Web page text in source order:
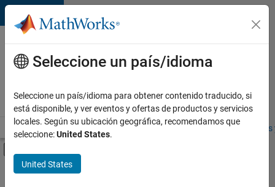
Saltar al contenido
Ofertas
de
empleo
MathWorks
Visión general Búsqueda de empleo Oficinas locales
Contenido principal
FILTRADO POR
Seleccione un país/idioma
Seleccione un país/idioma para obtener contenido traducido, si
está disponible, y ver eventos y ofertas de productos y servicios
locales. Según su ubicación geográfica, recomendamos que
seleccione:United States.
United States